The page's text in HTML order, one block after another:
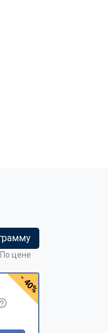
По цене
- 40%